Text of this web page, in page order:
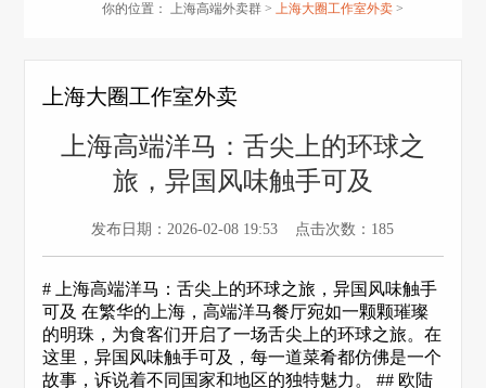
你的位置： 上海高端外卖群 > 上海大圈工作室外卖 >
上海大圈工作室外卖
上海高端洋马：舌尖上的环球之
旅，异国风味触手可及
发布日期：2026-02-08 19:53 点击次数：185
# 上海高端洋马：舌尖上的环球之旅，异国风味触手
可及 在繁华的上海，高端洋马餐厅宛如一颗颗璀璨
的明珠，为食客们开启了一场舌尖上的环球之旅。在
这里，异国风味触手可及，每一道菜肴都仿佛是一个
故事，诉说着不同国家和地区的独特魅力。 ## 欧陆